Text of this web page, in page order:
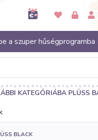
a szuper hűségprogramba
KATEGÓRIÁBA PLÜSS
BLACK